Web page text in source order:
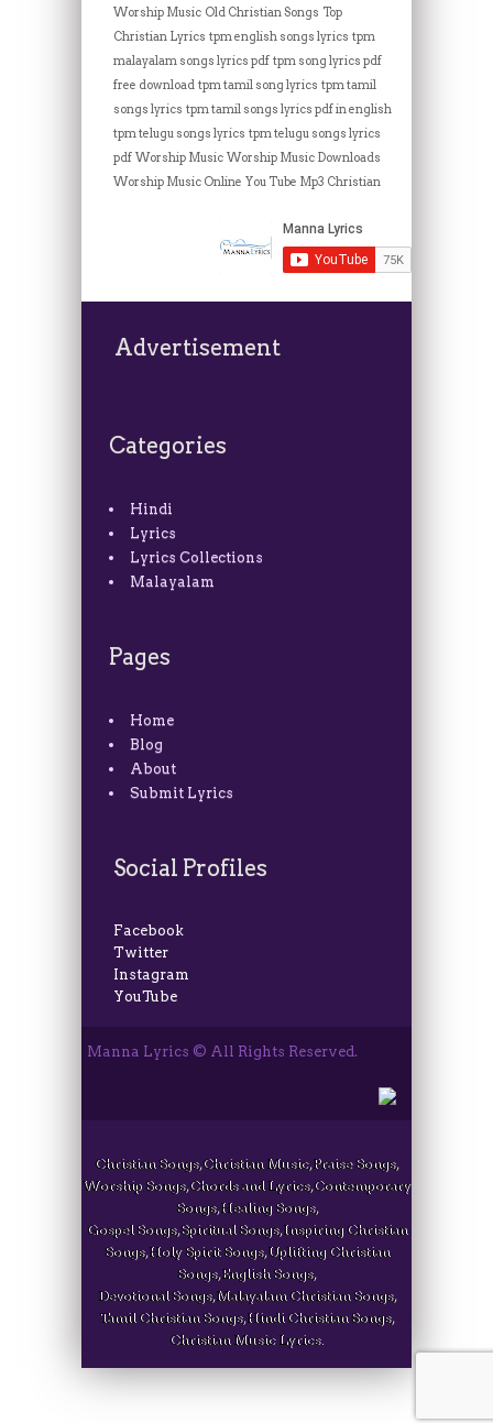
Worship Music Old Christian Songs Top
Christian Lyrics tpm english songs lyrics tpm
malayalam songs lyrics pdf tpm song lyrics pdf
free download tpm tamil song lyrics tpm tamil
songs lyrics tpm tamil songs lyrics pdf in english
tpm telugu songs lyrics tpm telugu songs lyrics
pdf Worship Music Worship Music Downloads
Worship Music Online You Tube Mp3 Christian
Advertisement
Categories
Hindi
Lyrics
Lyrics Collections
Malayalam
Pages
Home
Blog
About
Submit Lyrics
Social Profiles
Facebook
Twitter
Instagram
YouTube
Manna Lyrics © All Rights Reserved.
Christian Songs, Christian Music, Praise Songs,
Worship Songs, Chords and Lyrics, Contemporary
Songs, Healing Songs,
Gospel Songs, Spiritual Songs, Inspiring Christian
Songs, Holy Spirit Songs, Uplifting Christian
Songs, English Songs,
Devotional Songs, Malayalam Christian Songs,
Tamil Christian Songs, Hindi Christian Songs,
Christian Music Lyrics.